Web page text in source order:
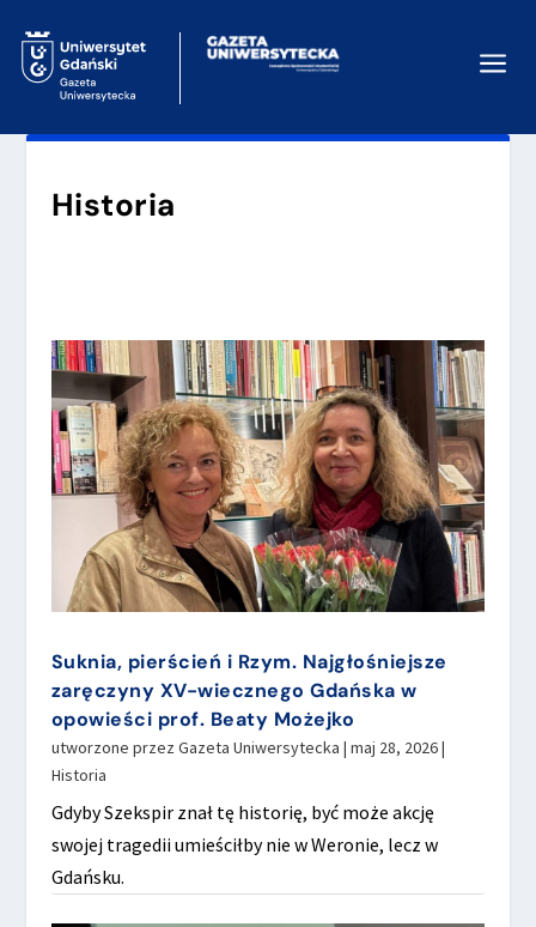
a
Historia
Suknia, pierścień i Rzym. Najgłośniejsze
zaręczyny XV-wiecznego Gdańska w
opowieści prof. Beaty Możejko
utworzone przez Gazeta Uniwersytecka | maj 28, 2026|
Historia
Gdyby Szekspir znał tę historię, być może akcję
swojej tragedii umieściłby nie w Weronie, lecz w
Gdańsku.